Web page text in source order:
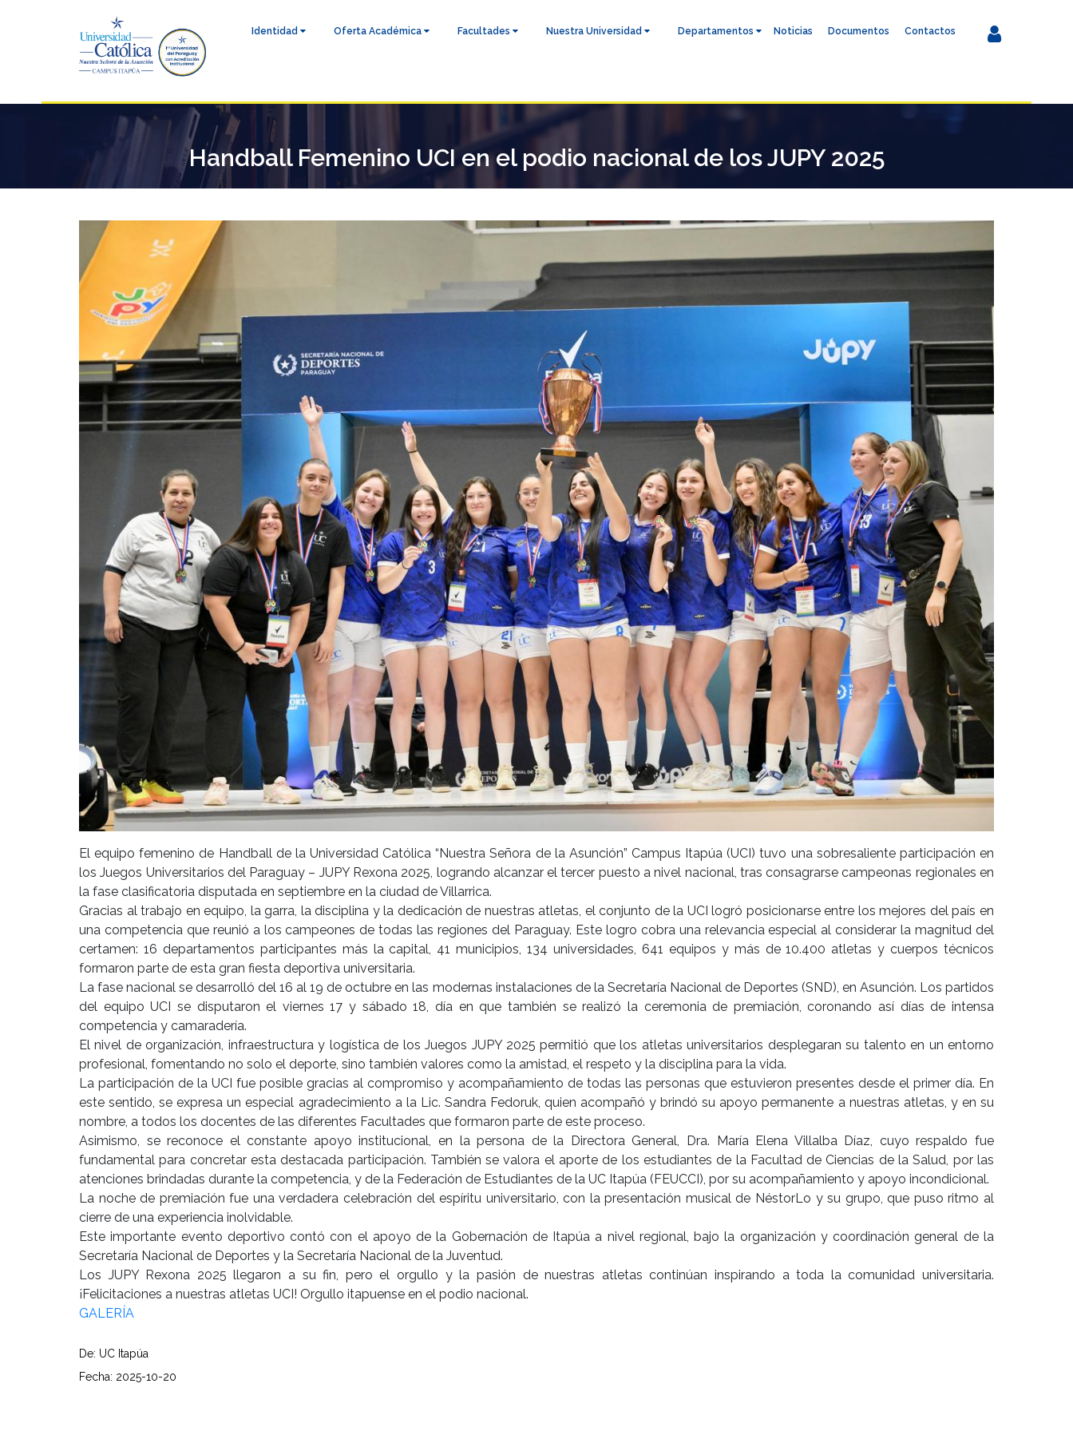
Identidad Oferta Académica Facultades Nuestra Universidad Departamentos Noticias Documentos Contactos
Handball Femenino UCI en el podio nacional de los JUPY 2025
El equipo femenino de Handball de la Universidad Católica “Nuestra Señora de la Asunción” Campus Itapúa (UCI) tuvo una sobresaliente participación en
los Juegos Universitarios del Paraguay – JUPY Rexona 2025, logrando alcanzar el tercer puesto a nivel nacional, tras consagrarse campeonas regionales en
la fase clasificatoria disputada en septiembre en la ciudad de Villarrica.
Gracias al trabajo en equipo, la garra, la disciplina y la dedicación de nuestras atletas, el conjunto de la UCI logró posicionarse entre los mejores del país en
una competencia que reunió a los campeones de todas las regiones del Paraguay. Este logro cobra una relevancia especial al considerar la magnitud del
certamen: 16 departamentos participantes más la capital, 41 municipios, 134 universidades, 641 equipos y más de 10.400 atletas y cuerpos técnicos
formaron parte de esta gran fiesta deportiva universitaria.
La fase nacional se desarrolló del 16 al 19 de octubre en las modernas instalaciones de la Secretaría Nacional de Deportes (SND), en Asunción. Los partidos
del equipo UCI se disputaron el viernes 17 y sábado 18, día en que también se realizó la ceremonia de premiación, coronando así días de intensa
competencia y camaradería.
El nivel de organización, infraestructura y logística de los Juegos JUPY 2025 permitió que los atletas universitarios desplegaran su talento en un entorno
profesional, fomentando no solo el deporte, sino también valores como la amistad, el respeto y la disciplina para la vida.
La participación de la UCI fue posible gracias al compromiso y acompañamiento de todas las personas que estuvieron presentes desde el primer día. En
este sentido, se expresa un especial agradecimiento a la Lic. Sandra Fedoruk, quien acompañó y brindó su apoyo permanente a nuestras atletas, y en su
nombre, a todos los docentes de las diferentes Facultades que formaron parte de este proceso.
Asimismo, se reconoce el constante apoyo institucional, en la persona de la Directora General, Dra. María Elena Villalba Díaz, cuyo respaldo fue
fundamental para concretar esta destacada participación. También se valora el aporte de los estudiantes de la Facultad de Ciencias de la Salud, por las
atenciones brindadas durante la competencia, y de la Federación de Estudiantes de la UC Itapúa (FEUCCI), por su acompañamiento y apoyo incondicional.
La noche de premiación fue una verdadera celebración del espíritu universitario, con la presentación musical de NéstorLo y su grupo, que puso ritmo al
cierre de una experiencia inolvidable.
Este importante evento deportivo contó con el apoyo de la Gobernación de Itapúa a nivel regional, bajo la organización y coordinación general de la
Secretaría Nacional de Deportes y la Secretaría Nacional de la Juventud.
Los JUPY Rexona 2025 llegaron a su fin, pero el orgullo y la pasión de nuestras atletas continúan inspirando a toda la comunidad universitaria.
¡Felicitaciones a nuestras atletas UCI! Orgullo itapuense en el podio nacional.
GALERÍA
De: UC Itapúa
Fecha: 2025-10-20